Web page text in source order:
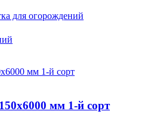
для огорождений
мм 1-й сорт